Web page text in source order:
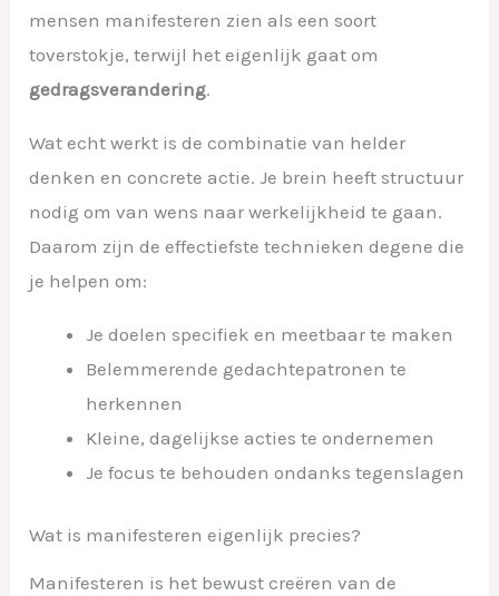
mensen manifesteren zien als een soort
toverstokje, terwijl het eigenlijk gaat om
gedragsverandering.
Wat echt werkt is de combinatie van helder
denken en concrete actie. Je brein heeft structuur
nodig om van wens naar werkelijkheid te gaan.
Daarom zijn de effectiefste technieken degene die
je helpen om:
Je doelen specifiek en meetbaar te maken
Belemmerende gedachtepatronen te
herkennen
Kleine, dagelijkse acties te ondernemen
Je focus te behouden ondanks tegenslagen
Wat is manifesteren eigenlijk precies?
Manifesteren is het bewust creëren van de